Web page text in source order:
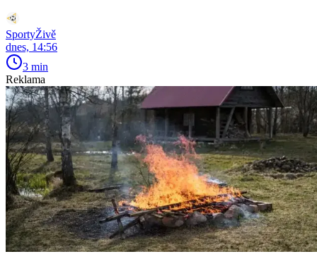
SportyŽivě
dnes, 14:56
3 min
Reklama